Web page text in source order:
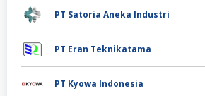
PT Satoria Aneka Industri
PT Eran Teknikatama
PT Kyowa Indonesia